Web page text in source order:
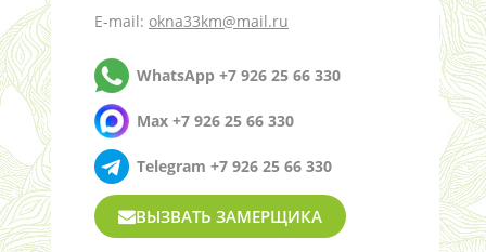
E-mail: okna33km@mail.ru
WhatsApp +7 926 25 66 330
Max +7 926 25 66 330
Telegram +7 926 25 66 330
ВЫЗВАТЬ ЗАМЕРЩИКА